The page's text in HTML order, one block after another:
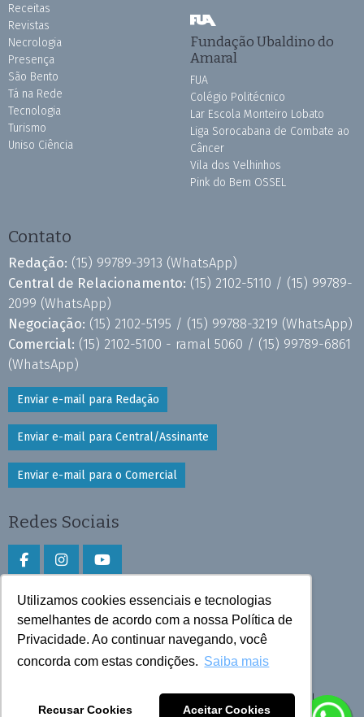
Utilizamos cookies essenciais e tecnologias
semelhantes de acordo com a nossa Política de
Privacidade. Ao continuar navegando, você
concorda com estas condições. Saiba mais
Recusar Cookies Aceitar Cookies
Receitas
Revistas
Necrologia
Presença
São Bento
Tá na Rede
Tecnologia
Turismo
Uniso Ciência
Fundação Ubaldino do
Amaral
FUA
Colégio Politécnico
Lar Escola Monteiro Lobato
Liga Sorocabana de Combate ao
Câncer
Vila dos Velhinhos
Pink do Bem OSSEL
Contato
Redação: (15) 99789-3913 (WhatsApp)
Central de Relacionamento: (15) 2102-5110 / (15) 99789-
2099 (WhatsApp)
Negociação: (15) 2102-5195 / (15) 99788-3219 (WhatsApp)
Comercial: (15) 2102-5100 - ramal 5060 / (15) 99789-6861
(WhatsApp)
Enviar e-mail para Redação
Enviar e-mail para Central/Assinante
Enviar e-mail para o Comercial
Redes Sociais
Faça download do aplicativo
Play Store e App Store
Todos os direitos reservados © 2026 Cruzeiro do Sul